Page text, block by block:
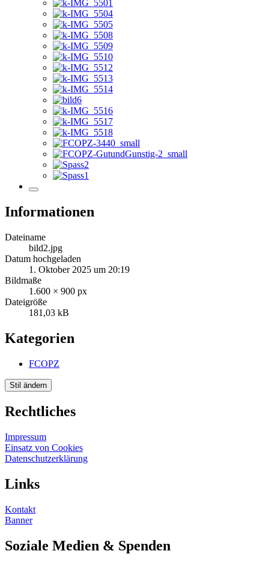
Informationen
Dateiname
bild2.jpg
Datum hochgeladen
1. Oktober 2025 um 20:19
Bildmaße
1.600 × 900 px
Dateigröße
181,03 kB
Kategorien
FCOPZ
Stil ändern
Rechtliches
Impressum
Einsatz von Cookies
Datenschutzerklärung
Links
Kontakt
Banner
Soziale Medien & Spenden